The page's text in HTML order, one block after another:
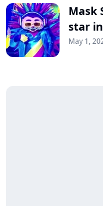
Mask
star
May 1,